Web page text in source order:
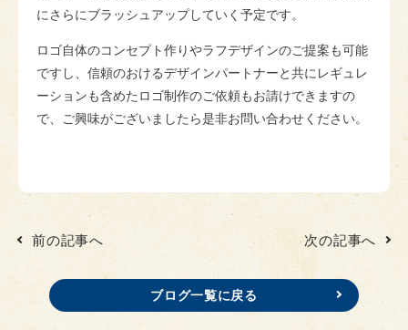
にさらにブラッシュアップしていく予定です。
ロゴ自体のコンセプト作りやラフデザインのご提案も可能
ですし、信頼のおけるデザインパートナーと共にレギュレ
ーションも含めたロゴ制作のご依頼もお請けできますの
で、ご興味がございましたら是非お問い合わせください。
前の記事へ 次の記事へ
ブログ一覧に戻る